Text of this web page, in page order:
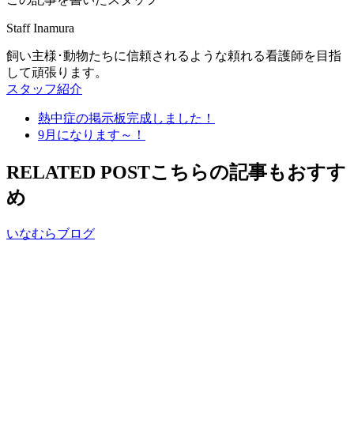
Staff Inamura
飼い主様･動物たちに信頼されるような頼れる看護師を目指
して頑張ります。
スタッフ紹介
熱中症の掲示板完成しました！
9月になります～！
RELATED POSTこちらの記事もおすす
め
いなむらブログ